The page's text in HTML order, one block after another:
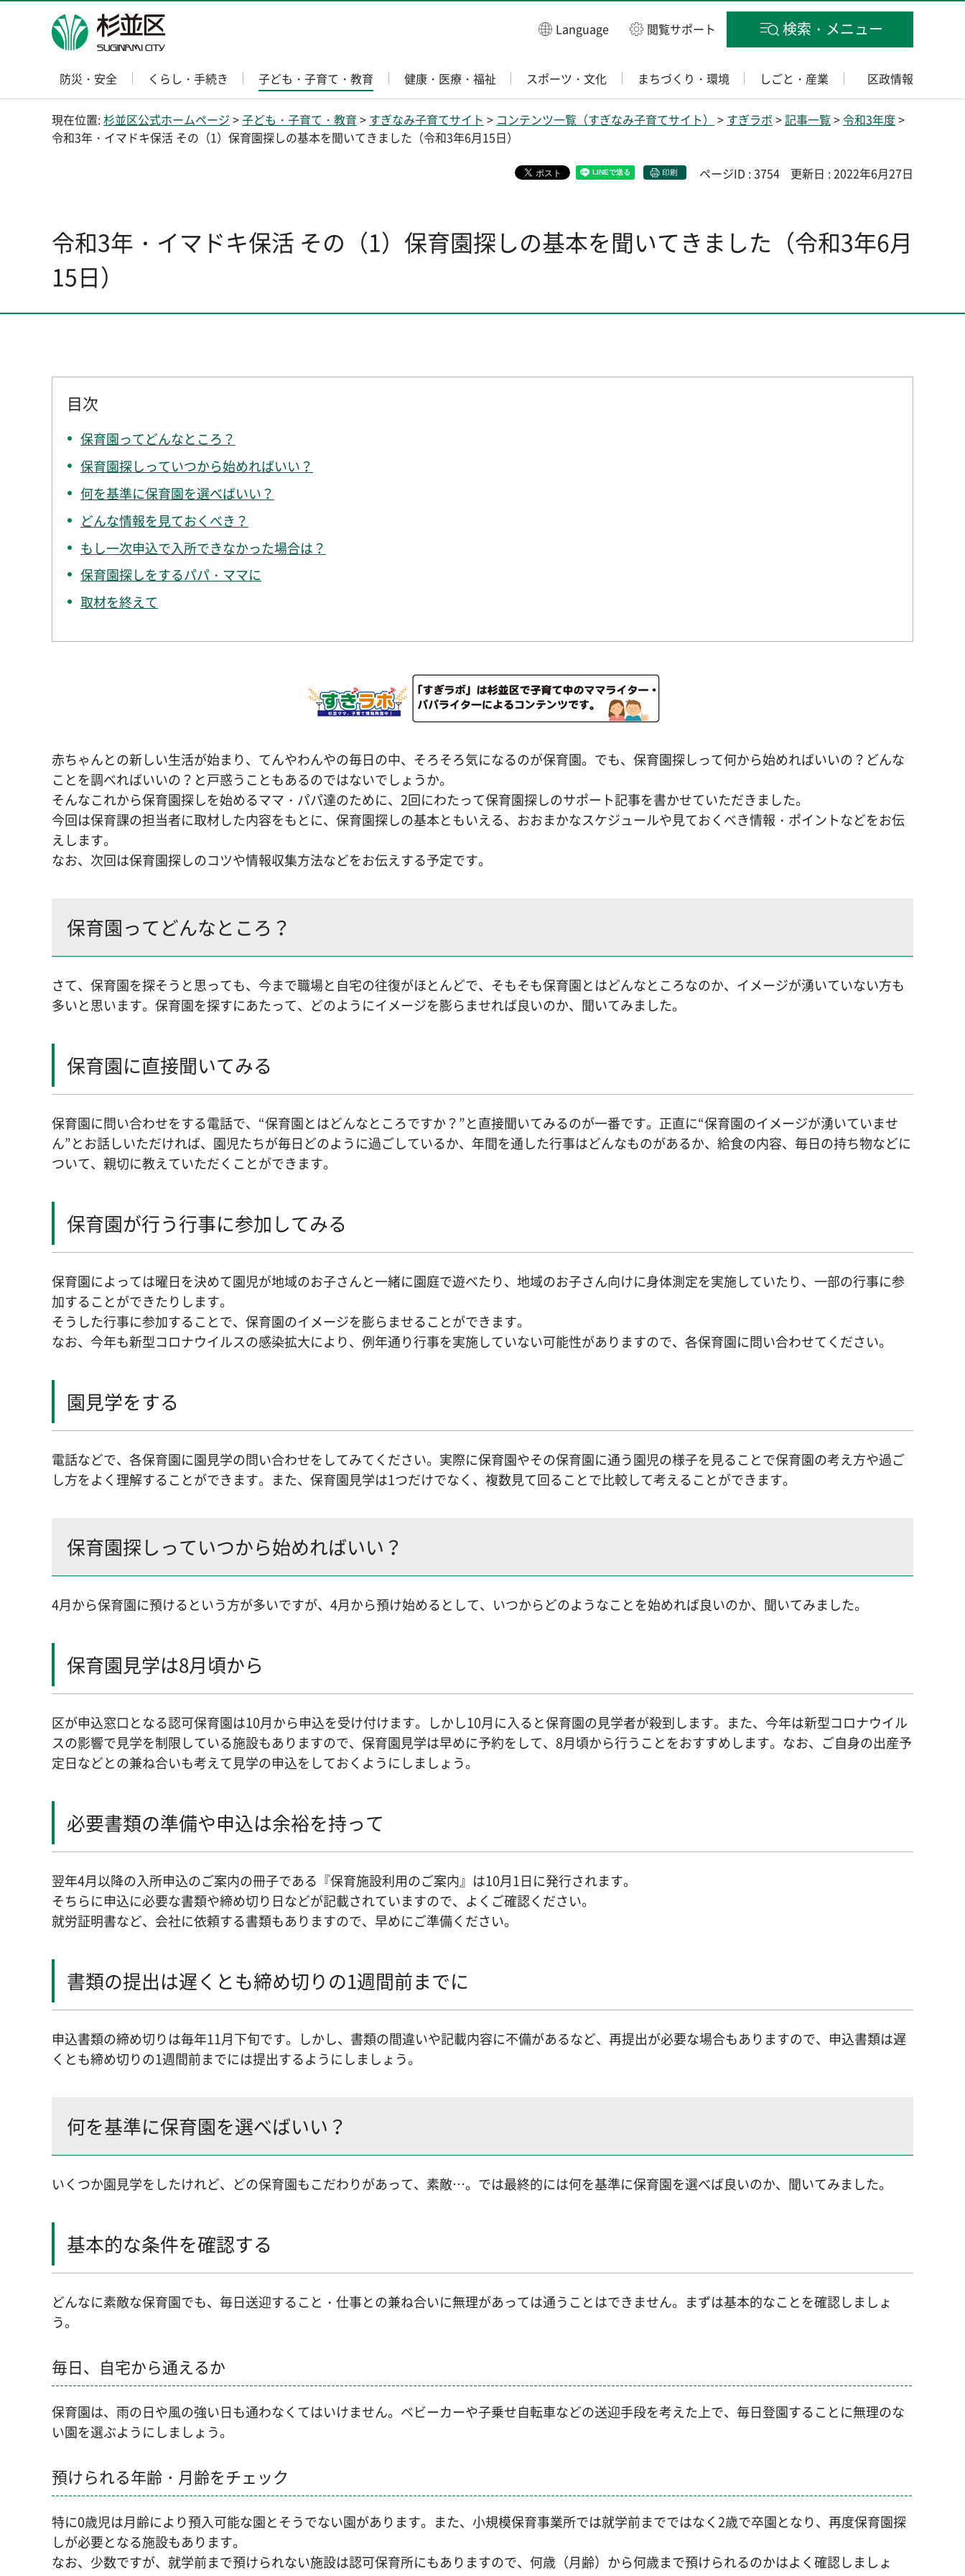
杉並区 Language 閲覧サポート 検索・メニュー
防災・安全 くらし・手続き 子ども・子育て・教育 健康・医療・福祉 スポーツ・文化 まちづくり・環境 しごと・産業 区政情報
現在位置:杉並区公式ホームページ >子ども・子育て・教育 > すぎなみ子育てサイト > コンテンツ一覧（すぎなみ子育てサイト） > すぎラボ >記事一覧>令和3年度 >
令和3年・イマドキ保活 その（1）保育園探しの基本を聞いてきました（令和3年6月15日）
印刷 ページID : 3754 更新日 : 2022年6月27日
令和3年・イマドキ保活 その（1）保育園探しの基本を聞いてきました（令和3年6月
15日）
目次
保育園ってどんなところ？
保育園探しっていつから始めればいい？
何を基準に保育園を選べばいい？
どんな情報を見ておくべき？
もし一次申込で入所できなかった場合は？
保育園探しをするパパ・ママに
取材を終えて
赤ちゃんとの新しい生活が始まり、てんやわんやの毎日の中、そろそろ気になるのが保育園。でも、保育園探しって何から始めればいいの？どんな
ことを調べればいいの？と戸惑うこともあるのではないでしょうか。
そんなこれから保育園探しを始めるママ・パパ達のために、2回にわたって保育園探しのサポート記事を書かせていただきました。
今回は保育課の担当者に取材した内容をもとに、保育園探しの基本ともいえる、おおまかなスケジュールや見ておくべき情報・ポイントなどをお伝
えします。
なお、次回は保育園探しのコツや情報収集方法などをお伝えする予定です。
保育園ってどんなところ？
さて、保育園を探そうと思っても、今まで職場と自宅の往復がほとんどで、そもそも保育園とはどんなところなのか、イメージが湧いていない方も
多いと思います。保育園を探すにあたって、どのようにイメージを膨らませれば良いのか、聞いてみました。
保育園に直接聞いてみる
保育園に問い合わせをする電話で、“保育園とはどんなところですか？”と直接聞いてみるのが一番です。正直に“保育園のイメージが湧いていませ
ん”とお話しいただければ、園児たちが毎日どのように過ごしているか、年間を通した行事はどんなものがあるか、給食の内容、毎日の持ち物などに
ついて、親切に教えていただくことができます。
保育園が行う行事に参加してみる
保育園によっては曜日を決めて園児が地域のお子さんと一緒に園庭で遊べたり、地域のお子さん向けに身体測定を実施していたり、一部の行事に参
加することができたりします。
そうした行事に参加することで、保育園のイメージを膨らませることができます。
なお、今年も新型コロナウイルスの感染拡大により、例年通り行事を実施していない可能性がありますので、各保育園に問い合わせてください。
園見学をする
電話などで、各保育園に園見学の問い合わせをしてみてください。実際に保育園やその保育園に通う園児の様子を見ることで保育園の考え方や過ご
し方をよく理解することができます。また、保育園見学は1つだけでなく、複数見て回ることで比較して考えることができます。
保育園探しっていつから始めればいい？
4月から保育園に預けるという方が多いですが、4月から預け始めるとして、いつからどのようなことを始めれば良いのか、聞いてみました。
保育園見学は8月頃から
区が申込窓口となる認可保育園は10月から申込を受け付けます。しかし10月に入ると保育園の見学者が殺到します。また、今年は新型コロナウイル
スの影響で見学を制限している施設もありますので、保育園見学は早めに予約をして、8月頃から行うことをおすすめします。なお、ご自身の出産予
定日などとの兼ね合いも考えて見学の申込をしておくようにしましょう。
必要書類の準備や申込は余裕を持って
翌年4月以降の入所申込のご案内の冊子である『保育施設利用のご案内』は10月1日に発行されます。
そちらに申込に必要な書類や締め切り日などが記載されていますので、よくご確認ください。
就労証明書など、会社に依頼する書類もありますので、早めにご準備ください。
書類の提出は遅くとも締め切りの1週間前までに
申込書類の締め切りは毎年11月下旬です。しかし、書類の間違いや記載内容に不備があるなど、再提出が必要な場合もありますので、申込書類は遅
くとも締め切りの1週間前までには提出するようにしましょう。
何を基準に保育園を選べばいい？
いくつか園見学をしたけれど、どの保育園もこだわりがあって、素敵…。では最終的には何を基準に保育園を選べば良いのか、聞いてみました。
基本的な条件を確認する
どんなに素敵な保育園でも、毎日送迎すること・仕事との兼ね合いに無理があっては通うことはできません。まずは基本的なことを確認しましょ
う。
毎日、自宅から通えるか
保育園は、雨の日や風の強い日も通わなくてはいけません。ベビーカーや子乗せ自転車などの送迎手段を考えた上で、毎日登園することに無理のな
い園を選ぶようにしましょう。
預けられる年齢・月齢をチェック
特に0歳児は月齢により預入可能な園とそうでない園があります。また、小規模保育事業所では就学前までではなく2歳で卒園となり、再度保育園探
しが必要となる施設もあります。
なお、少数ですが、就学前まで預けられない施設は認可保育所にもありますので、何歳（月齢）から何歳まで預けられるのかはよく確認しましょ